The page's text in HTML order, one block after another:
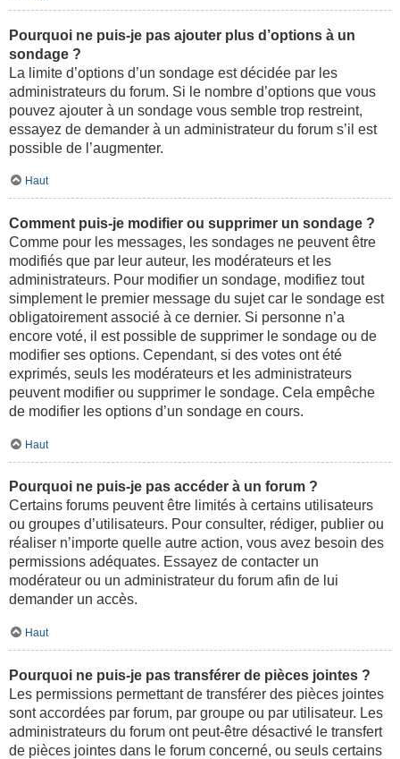
Pourquoi ne puis-je pas ajouter plus d’options à un
sondage ?
La limite d’options d’un sondage est décidée par les
administrateurs du forum. Si le nombre d’options que vous
pouvez ajouter à un sondage vous semble trop restreint,
essayez de demander à un administrateur du forum s’il est
possible de l’augmenter.
Haut
Comment puis-je modifier ou supprimer un sondage ?
Comme pour les messages, les sondages ne peuvent être
modifiés que par leur auteur, les modérateurs et les
administrateurs. Pour modifier un sondage, modifiez tout
simplement le premier message du sujet car le sondage est
obligatoirement associé à ce dernier. Si personne n’a
encore voté, il est possible de supprimer le sondage ou de
modifier ses options. Cependant, si des votes ont été
exprimés, seuls les modérateurs et les administrateurs
peuvent modifier ou supprimer le sondage. Cela empêche
de modifier les options d’un sondage en cours.
Haut
Pourquoi ne puis-je pas accéder à un forum ?
Certains forums peuvent être limités à certains utilisateurs
ou groupes d’utilisateurs. Pour consulter, rédiger, publier ou
réaliser n’importe quelle autre action, vous avez besoin des
permissions adéquates. Essayez de contacter un
modérateur ou un administrateur du forum afin de lui
demander un accès.
Haut
Pourquoi ne puis-je pas transférer de pièces jointes ?
Les permissions permettant de transférer des pièces jointes
sont accordées par forum, par groupe ou par utilisateur. Les
administrateurs du forum ont peut-être désactivé le transfert
de pièces jointes dans le forum concerné, ou seuls certains